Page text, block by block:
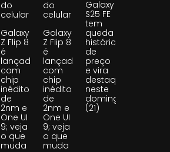
do
celular
Galaxy
Z Flip 8
é
lançado
com
chip
inédito
de
2nm e
One UI
9; veja
o que
muda
do
celular
Galaxy
Z Flip 8
é
lançado
com
chip
inédito
de
2nm e
One UI
9; veja
o que
muda
Galaxy
S25 FE
tem
queda
histórica
de
preço
e vira
destaque
neste
domingo
(21)